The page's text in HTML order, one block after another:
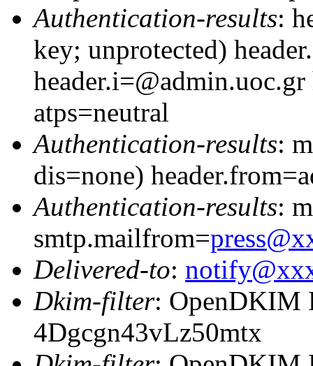
Authentication-results:
key; unprotected)
atps=neutral
Authentication-results:
dis=none)
Authentication-results:
smtp.mailfrom=
Delivered-to:
Dkim-filter: OpenDKIM
4Dgcgn43vLz50mtx